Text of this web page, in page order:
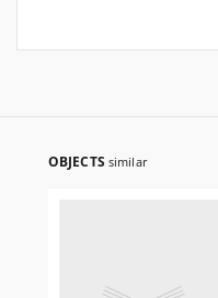
OBJECTS similar